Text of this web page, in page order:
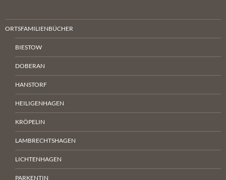
ORTSFAMILIENBÜCHER
BIESTOW
DOBERAN
HANSTORF
HEILIGENHAGEN
KRÖPELIN
LAMBRECHTSHAGEN
LICHTENHAGEN
PARKENTIN